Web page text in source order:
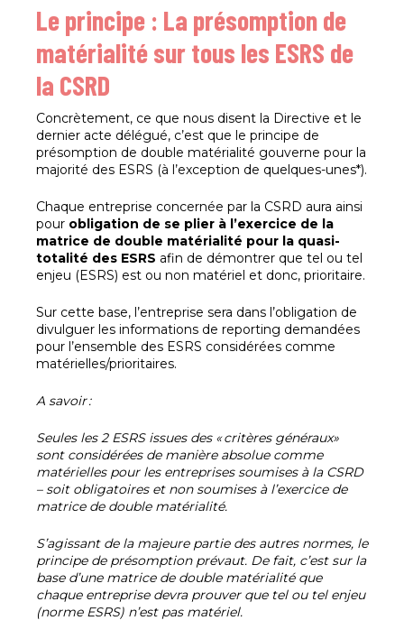
Le principe : La présomption de
matérialité sur tous les ESRS de
la CSRD
Concrètement, ce que nous disent la Directive et le
dernier acte délégué, c’est que le principe de
présomption de double matérialité gouverne pour la
majorité des ESRS (à l’exception de quelques-unes*).
Chaque entreprise concernée par la CSRD aura ainsi
pour obligation de se plier à l’exercice de la
matrice de double matérialité pour la quasi-
totalité des ESRS afin de démontrer que tel ou tel
enjeu (ESRS) est ou non matériel et donc, prioritaire.
Sur cette base, l’entreprise sera dans l’obligation de
divulguer les informations de reporting demandées
pour l’ensemble des ESRS considérées comme
matérielles/prioritaires.
A savoir:
Seules les 2 ESRS issues des «critères généraux»
sont considérées de manière absolue comme
matérielles pour les entreprises soumises à la CSRD
– soit obligatoires et non soumises à l’exercice de
matrice de double matérialité.
S’agissant de la majeure partie des autres normes, le
principe de présomption prévaut. De fait, c’est sur la
base d’une matrice de double matérialité que
chaque entreprise devra prouver que tel ou tel enjeu
(norme ESRS) n’est pas matériel.